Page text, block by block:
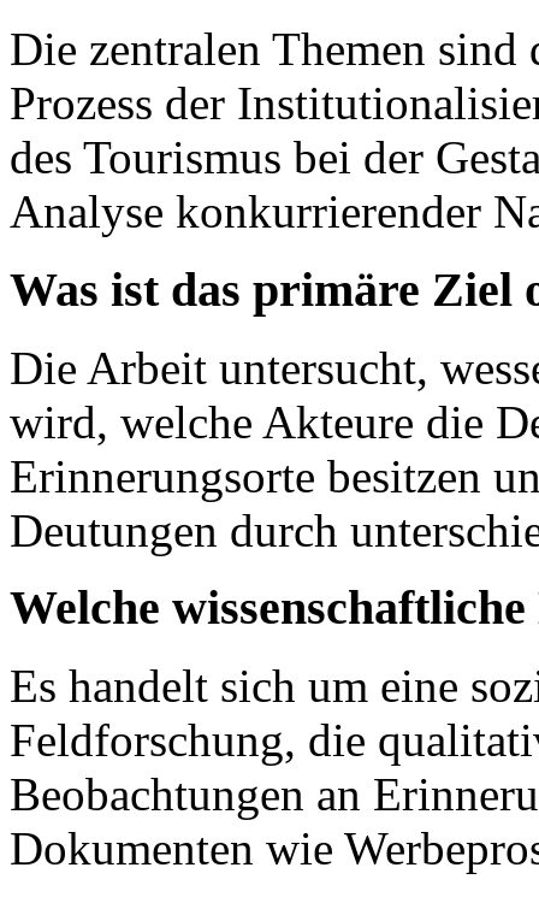
Die zentralen Themen
Prozess der
des Tourismus bei der
Analyse konkurrierender
Was ist das primäre Ziel
Die Arbeit untersucht,
wird, welche Akteure die
Erinnerungsorte besitzen
Deutungen durch
Welche
Es handelt sich um eine
Feldforschung, die
Beobachtungen an
Dokumenten wie